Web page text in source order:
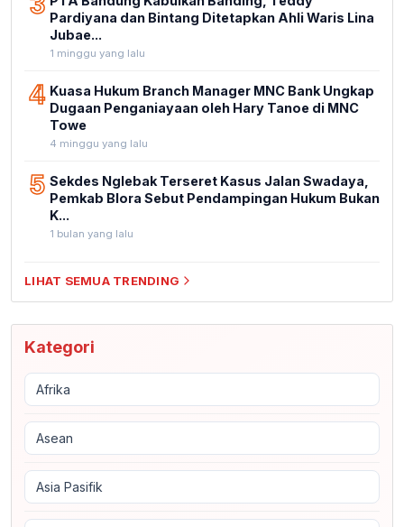
Pardiyana dan Bintang Ditetapkan Ahli Waris Lina
Jubae...
1 minggu yang lalu
4 Kuasa Hukum Branch Manager MNC Bank Ungkap
Dugaan Penganiayaan oleh Hary Tanoe di MNC
Towe
4 minggu yang lalu
5 Sekdes Nglebak Terseret Kasus Jalan Swadaya,
Pemkab Blora Sebut Pendampingan Hukum Bukan
K...
1 bulan yang lalu
LIHAT SEMUA TRENDING
Kategori
Afrika
Asean
Asia Pasifik